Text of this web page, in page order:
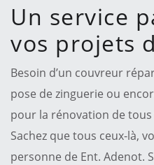
Un service
vos projets
Besoin d’un couvreur
pose de zinguerie ou
pour la rénovation de
Sachez que tous ceux-là,
personne de Ent. Adenot.